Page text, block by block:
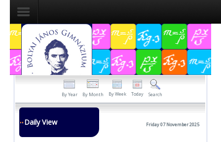
Dokumentumok
Felvételizőknek
By Year By Month By Week Today Search
Daily View Friday 07 November 2025